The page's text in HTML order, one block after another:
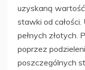
uzyskaną
stawki od
pełnych złotych.
poprzez
poszczególnych